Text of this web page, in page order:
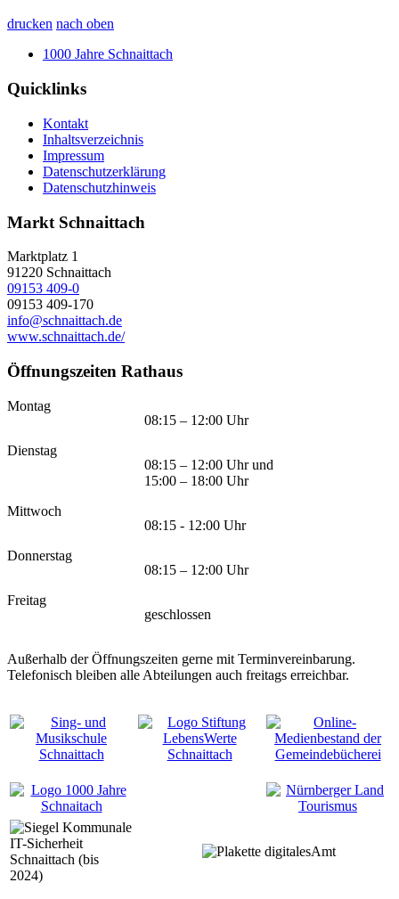
drucken nach oben
1000 Jahre Schnaittach
Quicklinks
Kontakt
Inhaltsverzeichnis
Impressum
Datenschutzerklärung
Datenschutzhinweis
Markt Schnaittach
Marktplatz 1
91220 Schnaittach
09153 409-0
09153 409-170
info@schnaittach.de
www.schnaittach.de/
Öffnungszeiten Rathaus
Montag
08:15 – 12:00 Uhr
Dienstag
08:15 – 12:00 Uhr und
15:00 – 18:00 Uhr
Mittwoch
08:15 - 12:00 Uhr
Donnerstag
08:15 – 12:00 Uhr
Freitag
geschlossen
Außerhalb der Öffnungszeiten gerne mit Terminvereinbarung.
Telefonisch bleiben alle Abteilungen auch freitags erreichbar.